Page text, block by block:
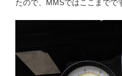
たので、MMSではここまでで